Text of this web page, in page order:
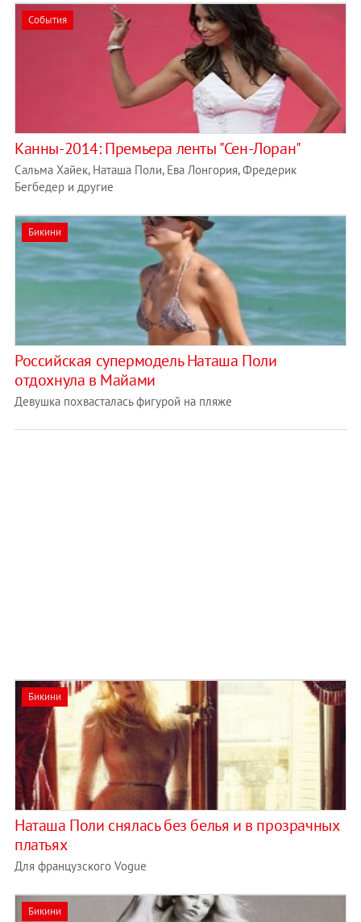
События
Канны-2014: Премьера ленты "Сен-Лоран"
Сальма Хайек, Наташа Поли, Ева Лонгория, Фредерик
Бегбедер и другие
Бикини
Российская супермодель Наташа Поли
отдохнула в Майами
Девушка похвасталась фигурой на пляже
Бикини
Наташа Поли снялась без белья и в прозрачных
платьях
Для французского Vogue
Бикини